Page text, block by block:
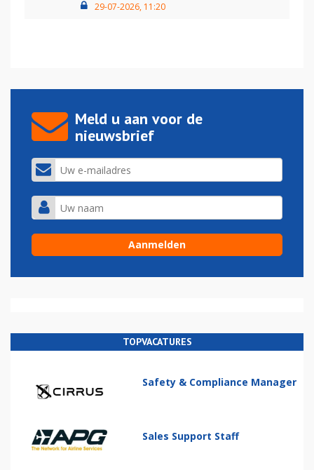
29-07-2026, 11:20
Meld u aan voor de
nieuwsbrief
TOPVACATURES
Safety & Compliance Manager
Sales Support Staff